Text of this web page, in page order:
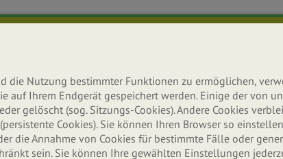
die Nutzung bestimmter Funktionen zu ermöglichen,
auf Ihrem Endgerät gespeichert werden. Einige der von
gelöscht (sog. Sitzungs-Cookies). Andere Cookies
Cookies). Sie können Ihren Browser so
die Annahme von Cookies für bestimmte Fälle oder
sein. Sie können Ihre gewählten Einstellungen